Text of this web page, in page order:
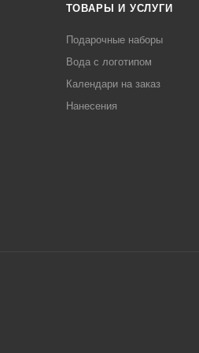
ТОВАРЫ И УСЛУГИ
Подарочные наборы
Вода с логотипом
Календари на заказ
Нанесения